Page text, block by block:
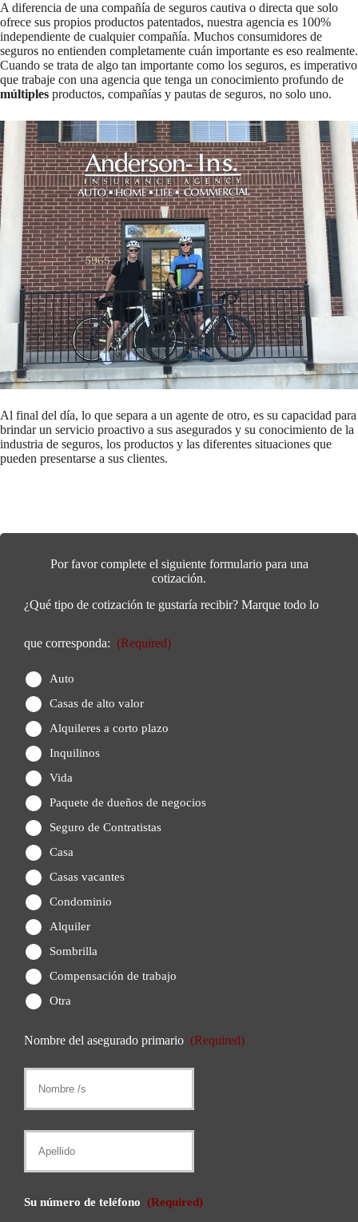
A diferencia de una compañía de seguros cautiva o directa que solo
ofrece sus propios productos patentados, nuestra agencia es 100%
independiente de cualquier compañía. Muchos consumidores de
seguros no entienden completamente cuán importante es eso realmente.
Cuando se trata de algo tan importante como los seguros, es imperativo
que trabaje con una agencia que tenga un conocimiento profundo de
múltiples productos, compañías y pautas de seguros, no solo uno.
Al final del día, lo que separa a un agente de otro, es su capacidad para
brindar un servicio proactivo a sus asegurados y su conocimiento de la
industria de seguros, los productos y las diferentes situaciones que
pueden presentarse a sus clientes.
Por favor complete el siguiente formulario para una
cotización.
¿Qué tipo de cotización te gustaría recibir? Marque todo lo
que corresponda: (Required)
Auto
Casas de alto valor
Alquileres a corto plazo
Inquilinos
Vida
Paquete de dueños de negocios
Seguro de Contratistas
Casa
Casas vacantes
Condominio
Alquiler
Sombrilla
Compensación de trabajo
Otra
Nombre del asegurado primario (Required)
Apellido
Su número de teléfono (Required)